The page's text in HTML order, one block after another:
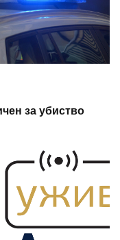
за убиство